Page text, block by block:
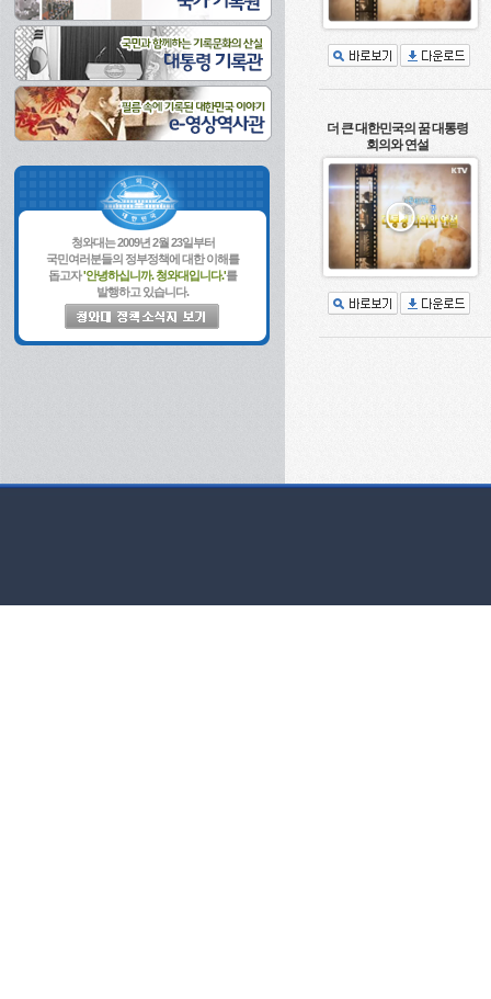
청와대는 2009년 2월 23일부터
국민여러분들의 정부정책에 대한 이해를
돕고자'안녕하십니까. 청와대입니다.'를
발행하고 있습니다.
더 큰 대한민국의 꿈 대통령
회의와 연설